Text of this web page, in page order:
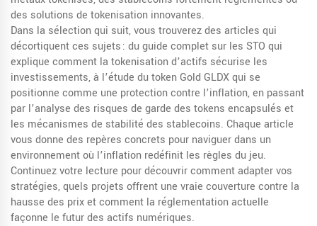
des solutions de tokenisation innovantes.
Dans la sélection qui suit, vous trouverez des articles qui
décortiquent ces sujets : du guide complet sur les STO qui
explique comment la tokenisation d’actifs sécurise les
investissements, à l’étude du token Gold GLDX qui se
positionne comme une protection contre l’inflation, en passant
par l’analyse des risques de garde des tokens encapsulés et
les mécanismes de stabilité des stablecoins. Chaque article
vous donne des repères concrets pour naviguer dans un
environnement où l’inflation redéfinit les règles du jeu.
Continuez votre lecture pour découvrir comment adapter vos
stratégies, quels projets offrent une vraie couverture contre la
hausse des prix et comment la réglementation actuelle
façonne le futur des actifs numériques.